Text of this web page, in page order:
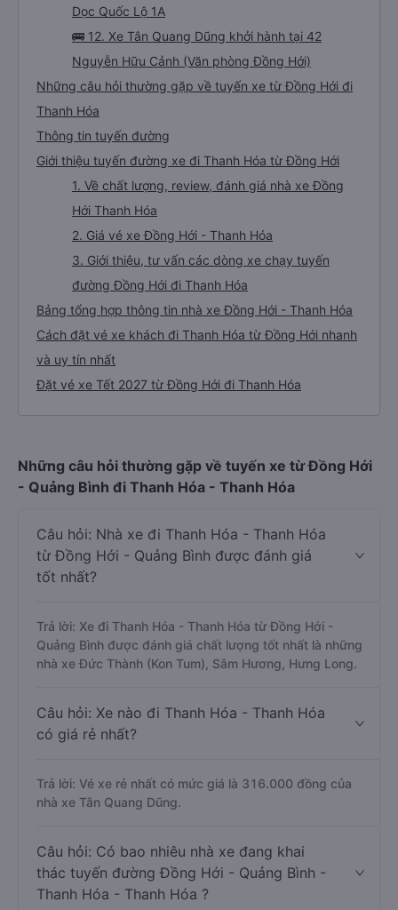
Dọc Quốc Lộ 1A
🚌 12. Xe Tân Quang Dũng khởi hành tại 42
Nguyễn Hữu Cảnh (Văn phòng Đồng Hới)
Những câu hỏi thường gặp về tuyến xe từ Đồng Hới đi
Thanh Hóa
Thông tin tuyến đường
Giới thiệu tuyến đường xe đi Thanh Hóa từ Đồng Hới
1. Về chất lượng, review, đánh giá nhà xe Đồng
Hới Thanh Hóa
2. Giá vé xe Đồng Hới - Thanh Hóa
3. Giới thiệu, tư vấn các dòng xe chạy tuyến
đường Đồng Hới đi Thanh Hóa
Bảng tổng hợp thông tin nhà xe Đồng Hới - Thanh Hóa
Cách đặt vé xe khách đi Thanh Hóa từ Đồng Hới nhanh
và uy tín nhất
Đặt vé xe Tết 2027 từ Đồng Hới đi Thanh Hóa
Những câu hỏi thường gặp về tuyến xe từ Đồng Hới
- Quảng Bình đi Thanh Hóa - Thanh Hóa
Câu hỏi: Nhà xe đi Thanh Hóa - Thanh Hóa
từ Đồng Hới - Quảng Bình được đánh giá
tốt nhất?
Trả lời: Xe đi Thanh Hóa - Thanh Hóa từ Đồng Hới -
Quảng Bình được đánh giá chất lượng tốt nhất là những
nhà xe Đức Thành (Kon Tum), Sâm Hương, Hưng Long.
Câu hỏi: Xe nào đi Thanh Hóa - Thanh Hóa
có giá rẻ nhất?
Trả lời: Vé xe rẻ nhất có mức giá là 316.000 đồng của
nhà xe Tân Quang Dũng.
Câu hỏi: Có bao nhiêu nhà xe đang khai
thác tuyến đường Đồng Hới - Quảng Bình -
Thanh Hóa - Thanh Hóa ?